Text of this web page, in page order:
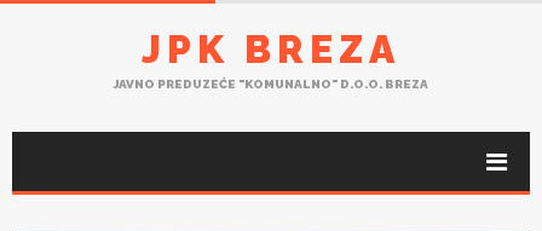
JPK BREZA
JAVNO PREDUZEĆE "KOMUNALNO" D.O.O. BREZA